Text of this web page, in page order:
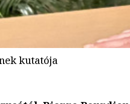
kutatója